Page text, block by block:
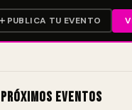
PUBLICA TU EVENTO
Próximos Eventos